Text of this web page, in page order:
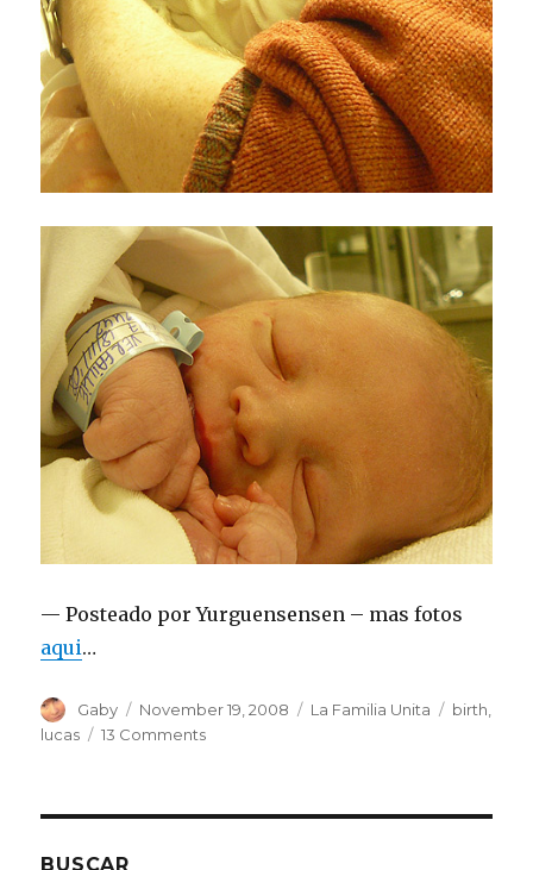
— Posteado por Yurguensensen – mas fotos
aqui…
Author
Gaby
Posted
on
November 19, 2008 Categories
La Familia Unita Tags
birth
lucas
13 Commentson
BUSCAR